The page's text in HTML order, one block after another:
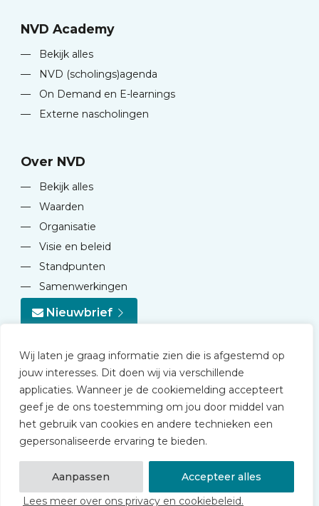
Wij laten je graag informatie zien die is afgestemd op
jouw interesses. Dit doen wij via verschillende
applicaties. Wanneer je de cookiemelding accepteert
geef je de ons toestemming om jou door middel van
het gebruik van cookies en andere technieken een
gepersonaliseerde ervaring te bieden.
Aanpassen
Accepteer alles
Lees meer over ons privacy en cookiebeleid.
NVD Academy
—
Bekijk alles
—
NVD (scholings)agenda
—
On Demand en E-learnings
—
Externe nascholingen
Over NVD
—
Bekijk alles
—
Waarden
—
Organisatie
—
Visie en beleid
—
Standpunten
—
Samenwerkingen
Nieuwbrief
© 2026 NVD
Privacy statement
Disclaimer